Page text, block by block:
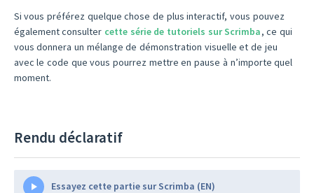
Si vous préférez quelque chose de plus interactif, vous pouvez
également consulter cette série de tutoriels sur Scrimba, ce qui
vous donnera un mélange de démonstration visuelle et de jeu
avec le code que vous pourrez mettre en pause à n’importe quel
moment.
Rendu déclaratif
Essayez cette partie sur Scrimba (EN)